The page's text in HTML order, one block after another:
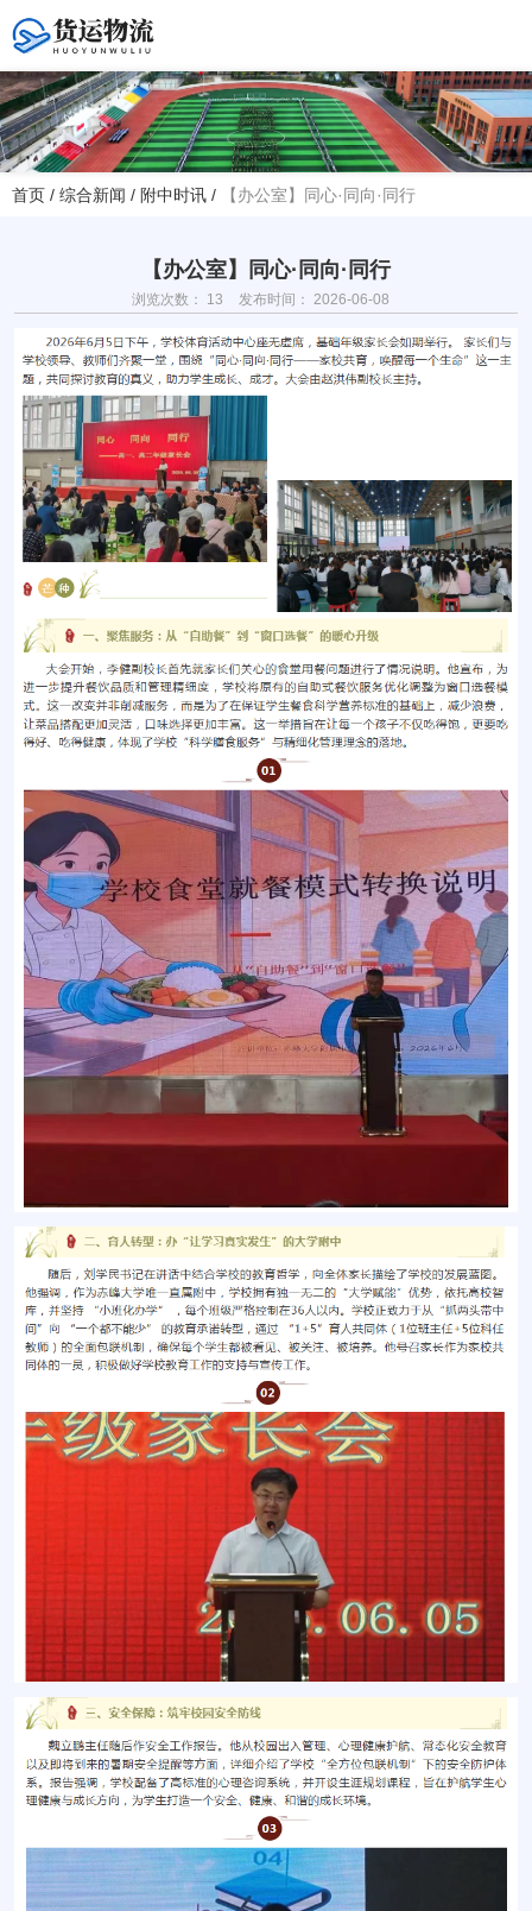
您好！欢迎访问赤峰大学附属中学官方网站！
韩主任(教务处)15047575012
学校地址
赤峰市红山区大新地路29号
(新校区)
首页 / 综合新闻 / 附中时讯 / 【办公室】同心·同向·同行
【办公室】同心·同向·同行
浏览次数： 13 发布时间： 2026-06-08